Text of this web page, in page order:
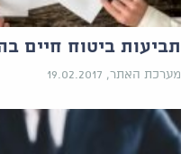
תביעות ביטוח חיים
מערכת האתר, 19.02.2017